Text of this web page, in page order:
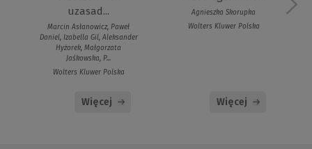
uzasad...
Marcin Asłanowicz, Paweł
Daniel, Izabella Gil, Aleksander
Hyżorek, Małgorzata
Jaśkowska, P...
Wolters Kluwer Polska
Więcej
Agnieszka Skorupka
Wolters Kluwer Polska
Więcej